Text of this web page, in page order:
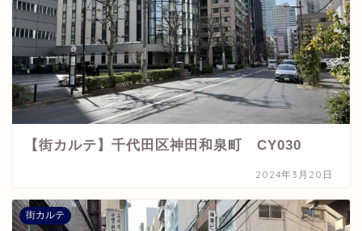
【街カルテ】千代田区神田和泉町 CY030
2024年3月20日
街カルテ